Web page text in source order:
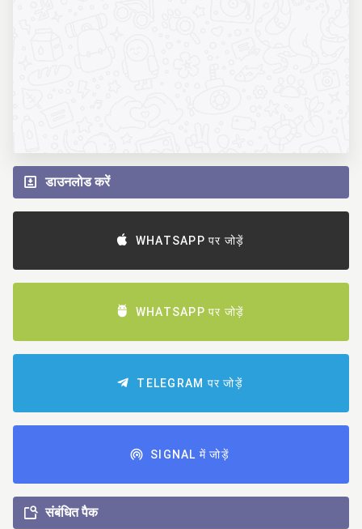
डाउनलोड करें
WHATSAPP पर जोड़ें
WHATSAPP पर जोड़ें
TELEGRAM पर जोड़ें
SIGNAL में जोड़ें
संबंधित पैक